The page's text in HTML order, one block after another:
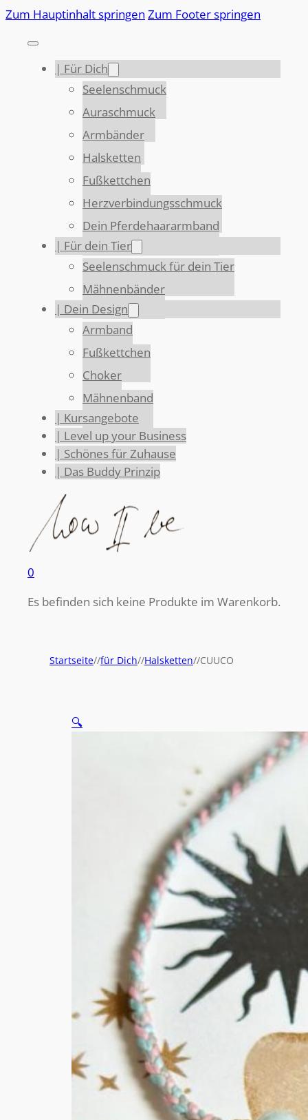
Zum Hauptinhalt springen Zum Footer springen
| Für Dich
Seelenschmuck
Auraschmuck
Armbänder
Halsketten
Fußkettchen
Herzverbindungsschmuck
Dein Pferdehaararmband
| Für dein Tier
Seelenschmuck für dein Tier
Mähnenbänder
| Dein Design
Armband
Fußkettchen
Choker
Mähnenband
| Kursangebote
| Level up your Business
| Schönes für Zuhause
| Das Buddy Prinzip
0
Es befinden sich keine Produkte im Warenkorb.
Startseite//für Dich//Halsketten//CUUCO
🔍